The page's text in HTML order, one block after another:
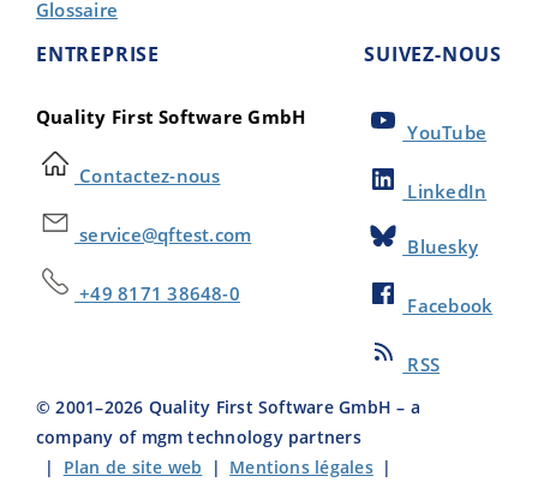
Glossaire
ENTREPRISE
Quality First Software GmbH
Contactez-nous
service@qftest.com
+49 8171 38648-0
SUIVEZ-NOUS
YouTube
LinkedIn
Bluesky
Facebook
RSS
© 2001–2026 Quality First Software GmbH – a
company of mgm technology partners
| Plan de site web | Mentions légales|